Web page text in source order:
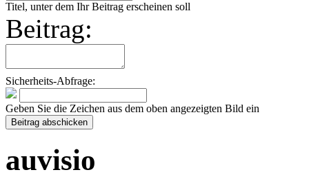
Titel, unter dem Ihr Beitrag erscheinen soll
Beitrag:
Sicherheits-Abfrage:
Geben Sie die Zeichen aus dem oben angezeigten Bild ein
auvisio